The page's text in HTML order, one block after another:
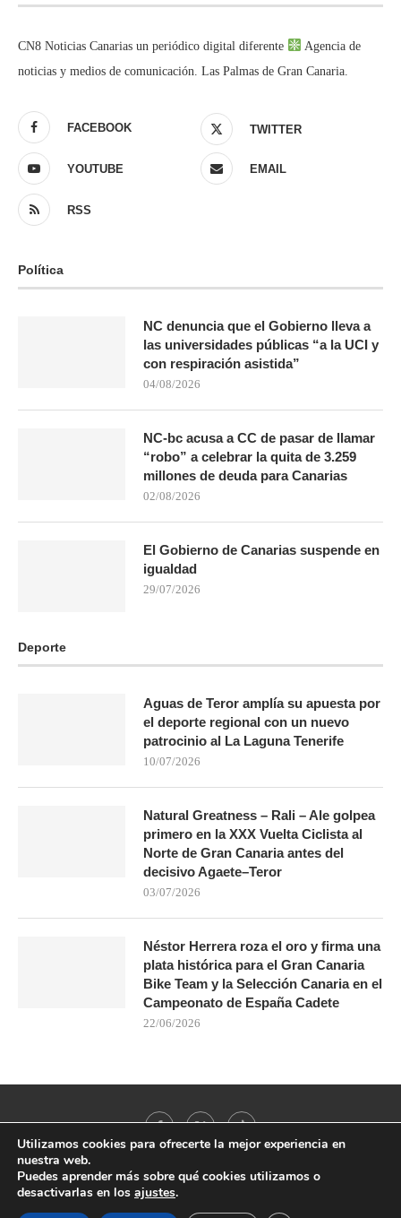
CN8 Noticias Canarias un periódico digital diferente
Agencia de
noticias y medios de comunicación. Las Palmas de Gran Canaria.
FACEBOOK TWITTER
YOUTUBE EMAIL
RSS
Política
NC denuncia que el Gobierno lleva a
las universidades públicas “a la UCI y
con respiración asistida”
04/08/2026
NC-bc acusa a CC de pasar de llamar
“robo” a celebrar la quita de 3.259
millones de deuda para Canarias
02/08/2026
El Gobierno de Canarias suspende en
igualdad
29/07/2026
Deporte
Aguas de Teror amplía su apuesta por
el deporte regional con un nuevo
patrocinio al La Laguna Tenerife
10/07/2026
Natural Greatness – Rali – Ale golpea
primero en la XXX Vuelta Ciclista al
Norte de Gran Canaria antes del
decisivo Agaete–Teror
03/07/2026
Néstor Herrera roza el oro y firma una
plata histórica para el Gran Canaria
Bike Team y la Selección Canaria en el
Campeonato de España Cadete
22/06/2026
@2021 - All Right Reserved. Designed and Developed by
Utilizamos cookies para ofrecerte la mejor experiencia en
nuestra web.
Puedes aprender más sobre qué cookies utilizamos o
desactivarlas en los ajustes.